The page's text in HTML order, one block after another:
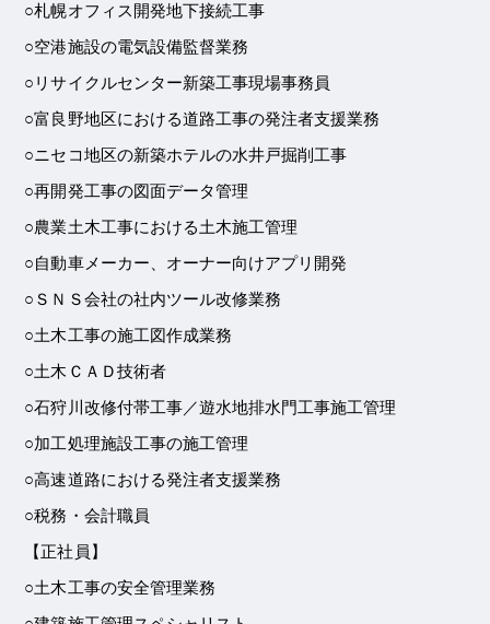
○札幌オフィス開発地下接続工事
○空港施設の電気設備監督業務
○リサイクルセンター新築工事現場事務員
○富良野地区における道路工事の発注者支援業務
○ニセコ地区の新築ホテルの水井戸掘削工事
○再開発工事の図面データ管理
○農業土木工事における土木施工管理
○自動車メーカー、オーナー向けアプリ開発
○ＳＮＳ会社の社内ツール改修業務
○土木工事の施工図作成業務
○土木ＣＡＤ技術者
○石狩川改修付帯工事／遊水地排水門工事施工管理
○加工処理施設工事の施工管理
○高速道路における発注者支援業務
○税務・会計職員
【正社員】
○土木工事の安全管理業務